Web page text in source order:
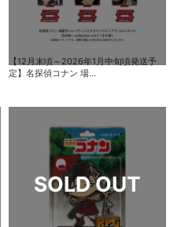
【12月末頃～2026年1月中旬頃発送予
定】名探偵コナン 場...